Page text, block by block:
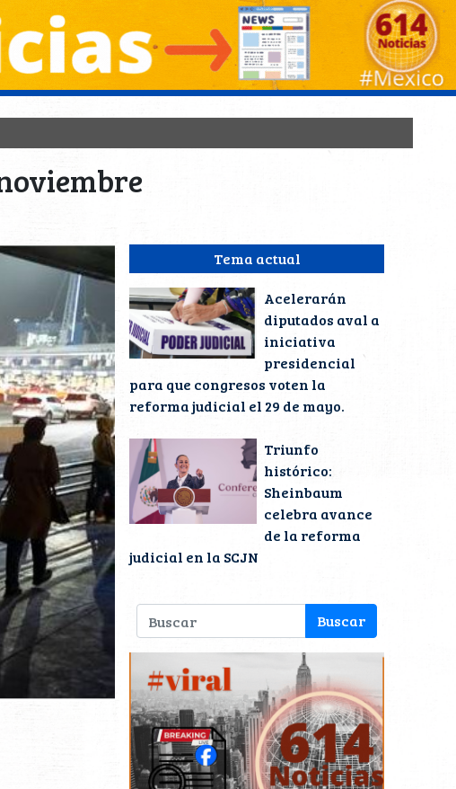
Tema actual
Acelerarán
diputados aval a
iniciativa
presidencial
para que congresos voten la
reforma judicial el 29 de mayo.
Triunfo
histórico:
Sheinbaum
celebra avance
de la reforma
judicial en la SCJN